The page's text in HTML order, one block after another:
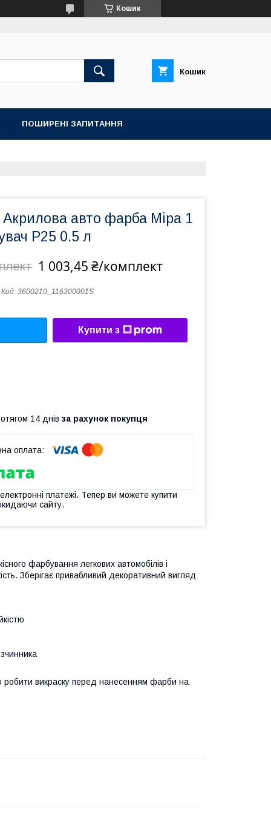
Кошик
Кошик
ПОШИРЕНІ ЗАПИТАННЯ
авто фарба Mipa 1
P25 0.5 л
1 003,45 ₴/комплект
Код: 3600210_116300001S
Купити з
14 днів за рахунок покупця
платежі. Тепер ви можете купити
сайту.
фарбування легкових автомобілів і
Зберігає привабливий декоративний вигляд
робити викраску перед нанесенням фарби на